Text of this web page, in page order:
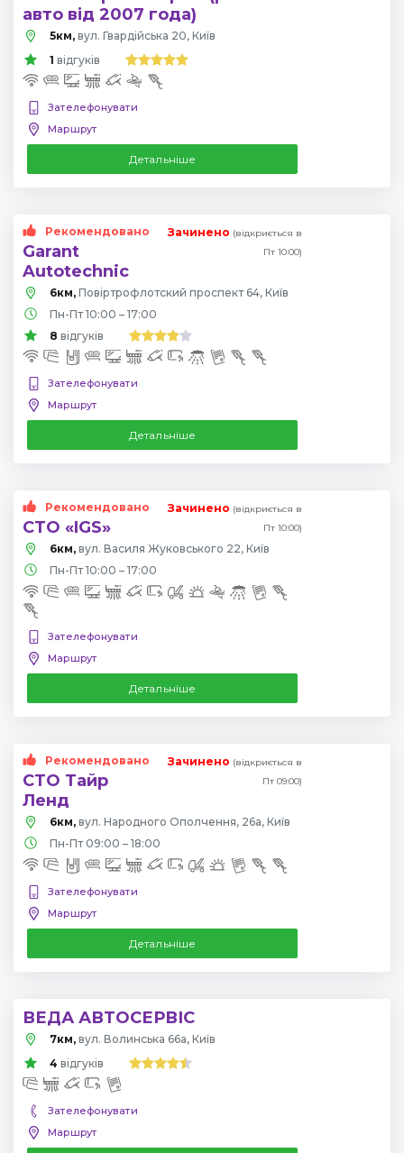
авто від 2007 года)
5км, вул. Гвардійська 20, Київ
1 відгуків
Зателефонувати
Маршрут
Детальніше
Рекомендовано
Garant
Autotechnic
Зачинено (відкриється в
Пт 10:00)
6км,
Повіртрофлотский проспект 64, Київ
Пн-Пт 10:00 – 17:00
8 відгуків
Зателефонувати
Маршрут
Детальніше
Рекомендовано
СТО «IGS»
Зачинено (відкриється в
Пт 10:00)
6км, вул. Василя Жуковського 22, Київ
Пн-Пт 10:00 – 17:00
Зателефонувати
Маршрут
Детальніше
Рекомендовано
СТО Тайр
Ленд
Зачинено (відкриється в
Пт 09:00)
6км, вул. Народного Ополчення, 26а, Київ
Пн-Пт 09:00 – 18:00
Зателефонувати
Маршрут
Детальніше
ВЕДА АВТОСЕРВІС
7км, вул. Волинська 66а, Київ
4 відгуків
Зателефонувати
Маршрут